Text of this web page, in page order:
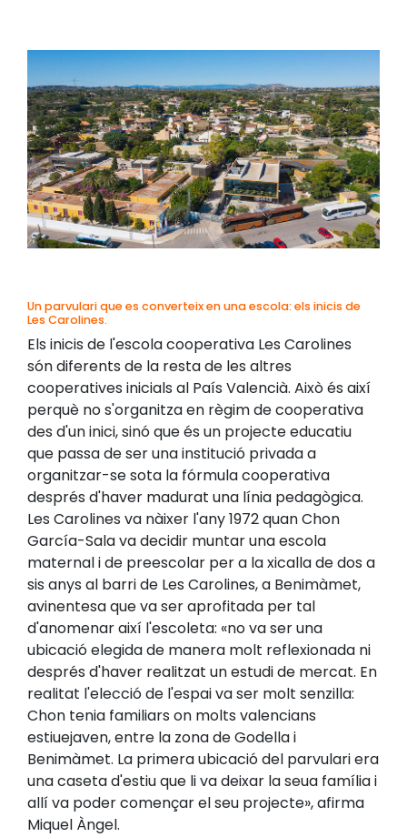
Un parvulari que es converteix en una escola: els inicis de
Les Carolines.
Els inicis de l'escola cooperativa Les Carolines
són diferents de la resta de les altres
cooperatives inicials al País Valencià. Això és així
perquè no s'organitza en règim de cooperativa
des d'un inici, sinó que és un projecte educatiu
que passa de ser una institució privada a
organitzar-se sota la fórmula cooperativa
després d'haver madurat una línia pedagògica.
Les Carolines va nàixer l'any 1972 quan Chon
García-Sala va decidir muntar una escola
maternal i de preescolar per a la xicalla de dos a
sis anys al barri de Les Carolines, a Benimàmet,
avinentesa que va ser aprofitada per tal
d'anomenar així l'escoleta: «no va ser una
ubicació elegida de manera molt reflexionada ni
després d'haver realitzat un estudi de mercat. En
realitat l'elecció de l'espai va ser molt senzilla:
Chon tenia familiars on molts valencians
estiuejaven, entre la zona de Godella i
Benimàmet. La primera ubicació del parvulari era
una caseta d'estiu que li va deixar la seua família i
allí va poder començar el seu projecte», afirma
Miquel Àngel.